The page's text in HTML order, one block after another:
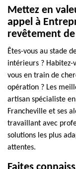
Mettez en
appel à
revêtement
Êtes-vous au stade
intérieurs ? Habitez-
vous en train de
opération ? Les
artisan spécialiste
Francheville et ses
travaillant avec
solutions les plus
attentes.